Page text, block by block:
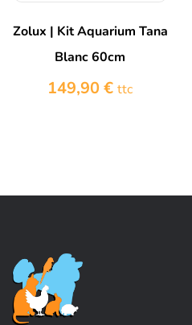
Zolux | Kit Aquarium Tana
Blanc 60cm
149,90€ ttc